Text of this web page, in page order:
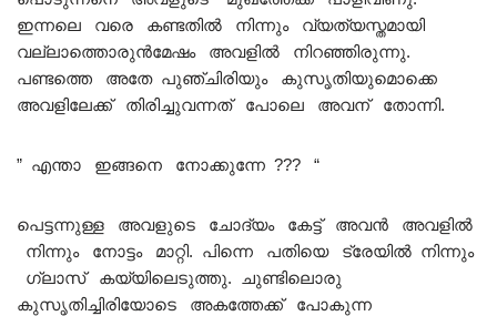
ഇന്നലെ വരെ കണ്ടതിൽ നിന്നും വ്യത്യസ്തമായി
വല്ലാത്തൊരുൻമേഷം അവളിൽ നിറഞ്ഞിരുന്നു.
പണ്ടത്തെ അതേ പുഞ്ചിരിയും കുസൃതിയുമൊക്കെ
അവളിലേക്ക് തിരിച്ചുവന്നത് പോലെ അവന് തോന്നി.
” എന്താ ഇങ്ങനെ നോക്കുന്നേ ??? “
പെട്ടന്നുള്ള അവളുടെ ചോദ്യം കേട്ട് അവൻ അവളിൽ
നിന്നും നോട്ടം മാറ്റി. പിന്നെ പതിയെ ട്രേയിൽ നിന്നും
ഗ്ലാസ്‌ കയ്യിലെടുത്തു. ചുണ്ടിലൊരു
കുസൃതിച്ചിരിയോടെ അകത്തേക്ക് പോകുന്ന